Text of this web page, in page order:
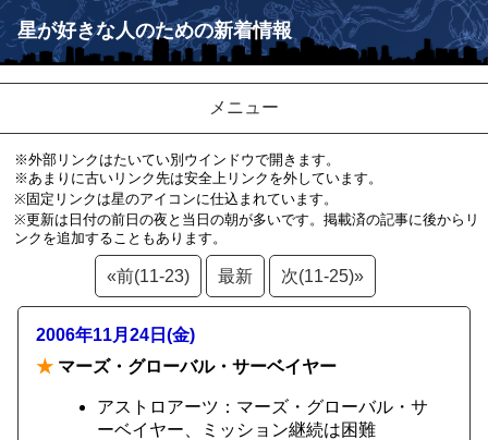
星が好きな人のための新着情報
メニュー
※外部リンクはたいてい別ウインドウで開きます。
※あまりに古いリンク先は安全上リンクを外しています。
※固定リンクは星のアイコンに仕込まれています。
※更新は日付の前日の夜と当日の朝が多いです。掲載済の記事に後からリ
ンクを追加することもあります。
«前(11-23) 最新 次(11-25)»
2006年11月24日(金)
★ マーズ・グローバル・サーベイヤー
アストロアーツ：マーズ・グローバル・サ
ーベイヤー、ミッション継続は困難